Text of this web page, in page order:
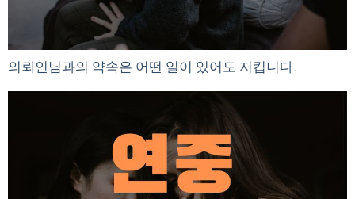
의뢰인님과의 약속은 어떤 일이 있어도 지킵니다.